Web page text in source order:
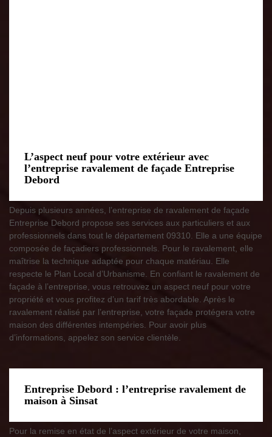
L’aspect neuf pour votre extérieur avec
l’entreprise ravalement de façade Entreprise
Debord
Depuis plusieurs années, l’entreprise de ravalement de façade
Entreprise Debord propose ses services aux particuliers et aux
professionnels dans tout le département 09310. Elle a une équipe
composée de façadiers professionnels. Pour le ravalement, elle
maîtrise la technique adaptée pour chaque matériau. Elle
respecte le Plan Local d’Urbanisme. En confiant le ravalement de
façade à l’entreprise, vous retrouvez un aspect neuf pour votre
propriété et vous profitez d’un tarif très abordable. Après le
ravalement réalisé par l’entreprise, votre façade protégera votre
maison des différentes intempéries. Pour avoir plus
d’informations, appelez son service clientèle.
Entreprise Debord : l’entreprise ravalement de
maison à Sinsat
Pour la remise en état de l’aspect extérieur de votre maison,